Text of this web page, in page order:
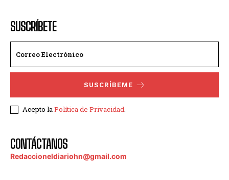
SUSCRÍBETE
SUSCRÍBEME
Acepto laPolítica de Privacidad.
CONTÁCTANOS
Redaccioneldiariohn@gmail.com